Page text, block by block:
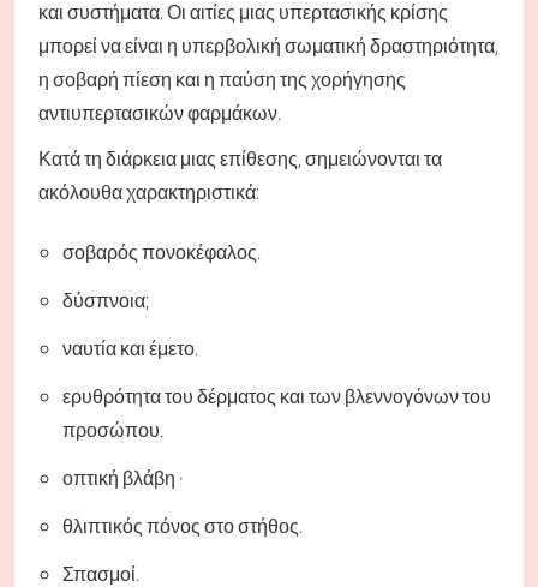
και συστήματα. Οι αιτίες μιας υπερτασικής κρίσης
μπορεί να είναι η υπερβολική σωματική δραστηριότητα,
η σοβαρή πίεση και η παύση της χορήγησης
αντιυπερτασικών φαρμάκων.
Κατά τη διάρκεια μιας επίθεσης, σημειώνονται τα
ακόλουθα χαρακτηριστικά:
σοβαρός πονοκέφαλος.
δύσπνοια;
ναυτία και έμετο.
ερυθρότητα του δέρματος και των βλεννογόνων του
προσώπου.
οπτική βλάβη ·
θλιπτικός πόνος στο στήθος.
Σπασμοί.